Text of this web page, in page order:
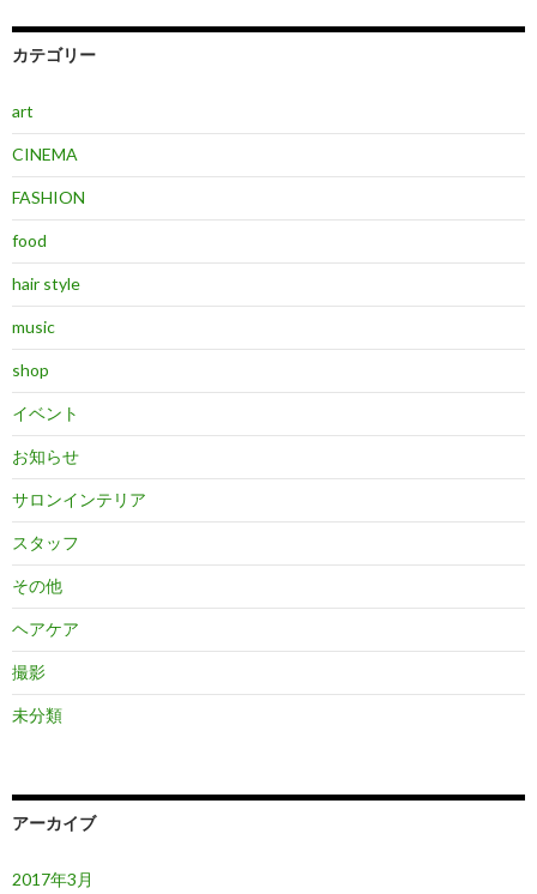
カテゴリー
art
CINEMA
FASHION
food
hair style
music
shop
イベント
お知らせ
サロンインテリア
スタッフ
その他
ヘアケア
撮影
未分類
アーカイブ
2017年3月